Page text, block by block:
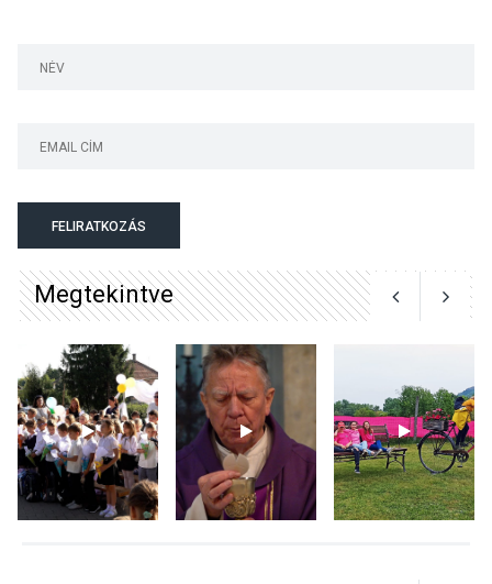
gyümölcsök
Bogdányban programokkal
teli búcsúhétvége lesz
KÖZÉLET 2026 AUG 04
FELIRATKOZÁS
Megtekintve